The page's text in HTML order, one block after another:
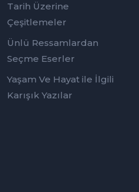
Tarih Üzerine
Çeşitlemeler
Ünlü Ressamlardan
Seçme Eserler
Yaşam Ve Hayat ile İlgili
Karışık Yazılar